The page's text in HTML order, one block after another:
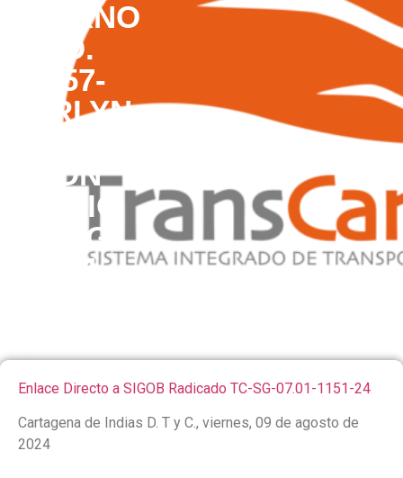
INTERNO
NO.
0157-
MARLYN
CON
OFICIO
TC-SG-
07.01-
Enlace Directo a SIGOB Radicado TC-SG-07.01-1151-24
Cartagena de Indias D. T y C., viernes, 09 de agosto de
2024